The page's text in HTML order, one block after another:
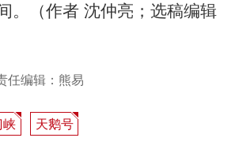
。（作者 沈仲亮；选稿编辑
任编辑：熊易
峡 天鹅号